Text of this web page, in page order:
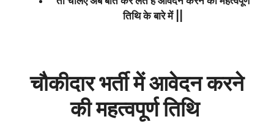
तिथि के बारे में ||
चौकीदार भर्ती में आवेदन करने
की महत्वपूर्ण तिथि